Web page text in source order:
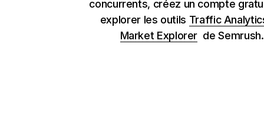
concurrents, créez un compte
explorer les outils Traffic
Market Explorer de Semrush.